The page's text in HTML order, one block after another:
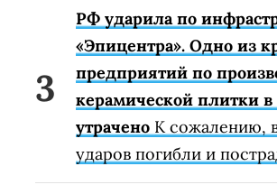
РФ ударила по
«Эпицентра». Одно из
предприятий по
керамической плитки
утрачено К сожалению,
ударов погибли и